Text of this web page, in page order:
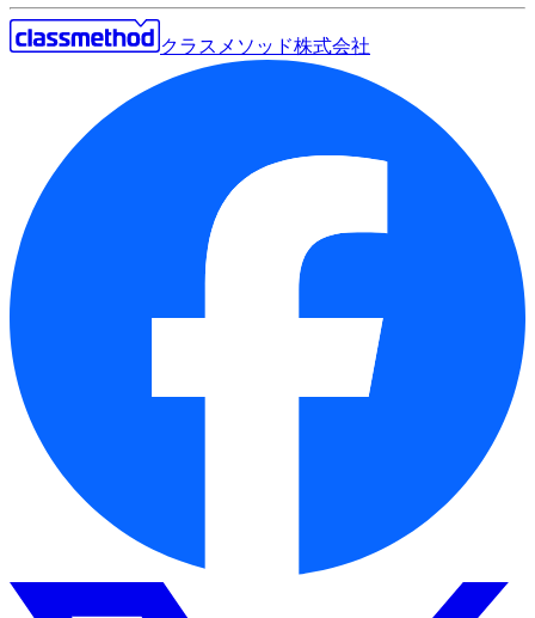
クラスメソッド株式会社